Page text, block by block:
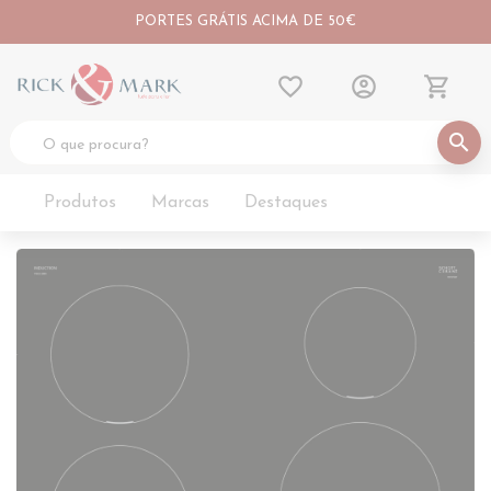
PORTES GRÁTIS ACIMA DE 50€
search
favorite_border account_circle shopping_cart
Produtos Marcas Destaques